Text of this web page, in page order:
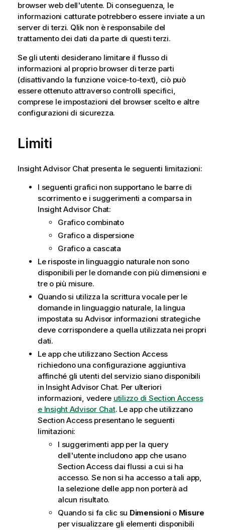
browser web dell'utente. Di conseguenza, le
informazioni catturate potrebbero essere inviate a un
server di terzi. Qliknon è responsabile del
trattamento dei dati da parte di questi terzi.
Se gli utenti desiderano limitare il flusso di
informazioni al proprio browser di terze parti
(disattivando la funzione voice-to-text), ciò può
essere ottenuto attraverso controlli specifici,
comprese le impostazioni del browser scelto e altre
configurazioni di sicurezza.
Limiti
Insight Advisor Chat presenta le seguenti limitazioni:
I seguenti grafici non supportano le barre di
scorrimento e i suggerimenti a comparsa in
Insight Advisor Chat:
Grafico combinato
Grafico a dispersione
Grafico a cascata
Le risposte in linguaggio naturale non sono
disponibili per le domande con più dimensioni e
tre o più misure.
Quando si utilizza la scrittura vocale per le
domande in linguaggio naturale, la lingua
impostata su Advisor informazioni strategiche
deve corrispondere a quella utilizzata nei propri
dati.
Le app che utilizzano Section Access
richiedono una configurazione aggiuntiva
affinché gli utenti del servizio siano disponibili
in Insight Advisor Chat. Per ulteriori
informazioni, vedere utilizzo di Section Access
e Insight Advisor Chat. Le app che utilizzano
Section Access presentano le seguenti
limitazioni:
I suggerimenti app per la query
dell'utente includono app che usano
Section Access dai flussi a cui si ha
accesso. Se non si ha accesso a tali app,
la selezione delle app non porterà ad
alcun risultato.
Quando si fa clic su Dimensionio Misure
per visualizzare gli elementi disponibili